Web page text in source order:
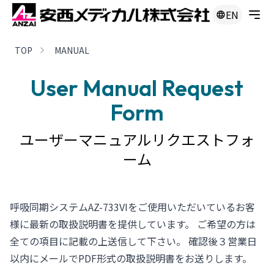
EN
TOP MANUAL
User Manual Request
Form
ユーザーマニュアルリクエストフォ
ーム
呼吸同期システムAZ-733VIをご使用いただいているお客
様に最新の取扱説明書を提供しています。 ご希望の方は
全ての項目に記載の上送信して下さい。 確認後３営業日
以内にメールでPDF形式の取扱説明書をお送りします。